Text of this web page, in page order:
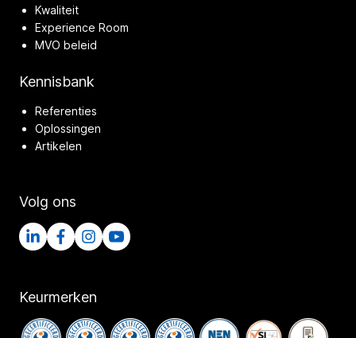
Kwaliteit
Experience Room
MVO beleid
Kennisbank
Referenties
Oplossingen
Artikelen
Volg ons
Keurmerken